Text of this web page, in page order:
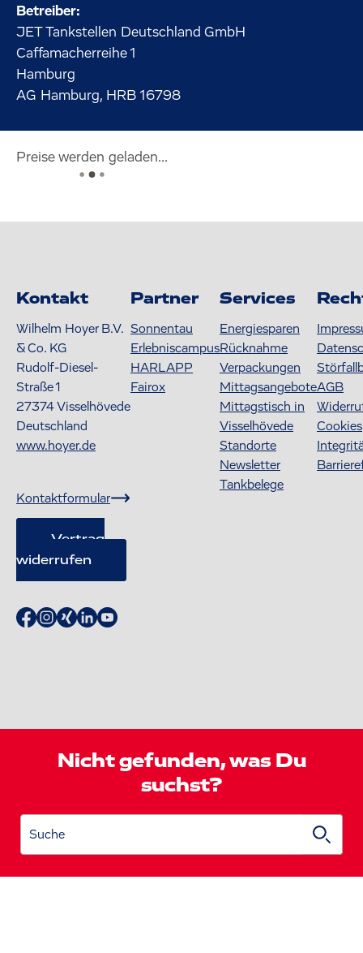
Betreiber:
JET Tankstellen Deutschland GmbH
Caffamacherreihe 1
Hamburg
AG Hamburg, HRB 16798
Preise werden geladen...
Kontakt
Wilhelm Hoyer B.V.
& Co. KG
Rudolf-Diesel-
Straße 1
27374Visselhövede
Deutschland
www.hoyer.de
Kontaktformular
Vertrag
widerrufen
Partner
Sonnentau
Erlebniscampus
HARLAPP
Fairox
Services
Energiesparen
Rücknahme
Verpackungen
Mittagsangebote
Mittagstisch in
Visselhövede
Standorte
Newsletter
Tankbelege
AGB
Cookies
Nicht gefunden, was Du
suchst?
Suche